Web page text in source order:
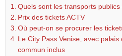
Quels sont les transports publics
Prix des tickets ACTV
Où peut-on se procurer les
Le City Pass Venise, avec
commun inclus